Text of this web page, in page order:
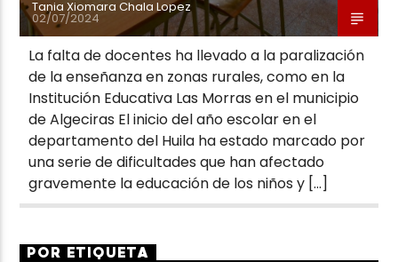
Tania Xiomara Chala Lopez
02/07/2024
La falta de docentes ha llevado a la paralización
de la enseñanza en zonas rurales, como en la
Institución Educativa Las Morras en el municipio
de Algeciras El inicio del año escolar en el
departamento del Huila ha estado marcado por
una serie de dificultades que han afectado
gravemente la educación de los niños y […]
POR ETIQUETA